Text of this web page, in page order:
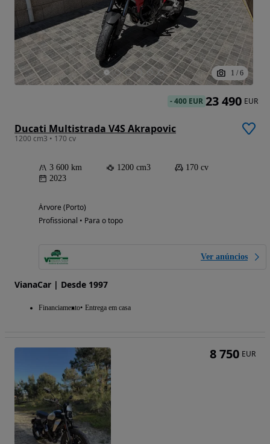
1 / 6
Ducati Multistrada V4S Akrapovic
1200 cm3 • 170 cv
3 600 km 1200 cm3
170 cv
2023
Árvore (Porto)
Profissional • Para o topo
Ver anúncios
VianaCar | Desde 1997
Financiamento Entrega em casa
-400 EUR 23 490 EUR
8 750 EUR